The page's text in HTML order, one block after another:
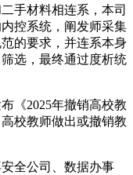
手材料相连系，本司
控系统，阐发师采集
的要求，并连系本身
选，最终通过度析统
《2025年撤销高校教
校教师做出或撤销教
全公司、数据办事